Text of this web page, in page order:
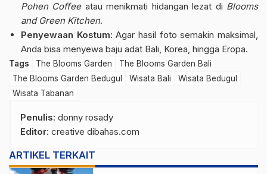
Pohen Coffeeatau menikmati hidangan lezat di Blooms
and Green Kitchen.
Penyewaan Kostum: Agar hasil foto semakin maksimal,
Anda bisa menyewa baju adat Bali, Korea, hingga Eropa.
Tags The Blooms Garden
The Blooms Garden Bali
The Blooms Garden Bedugul
Wisata Bali
Wisata Bedugul
Wisata Tabanan
Penulis: donny rosady
Editor: creative dibahas.com
ARTIKEL TERKAIT